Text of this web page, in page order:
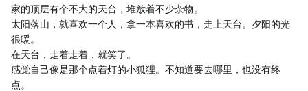
家的顶层有个不大的天台，堆放着不少杂物。
太阳落山，就喜欢一个人，拿一本喜欢的书，走上天台。夕阳的光
很暖。
在天台，走着走着，就笑了。
感觉自己像是那个点着灯的小狐狸。不知道要去哪里，也没有终
点。